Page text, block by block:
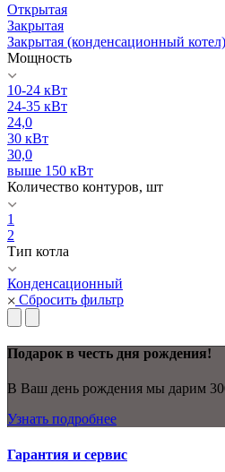
Открытая
Закрытая
Закрытая (конденсационный котел)
Мощность
10-24 кВт
24-35 кВт
24,0
30 кВт
30,0
выше 150 кВт
Количество контуров, шт
1
2
Тип котла
Конденсационный
Сбросить фильтр
Подарок в честь дня рождения!
В Ваш день рождения мы дарим
Узнать подробнее
Гарантия и сервис